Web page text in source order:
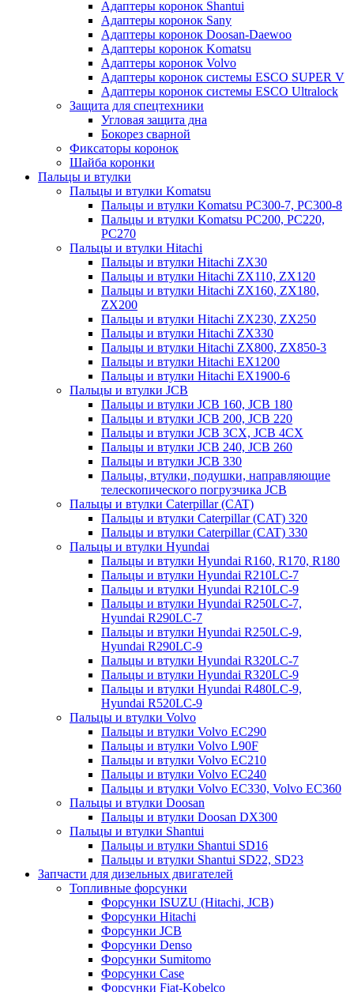
Адаптеры коронок Shantui
Адаптеры коронок Sany
Адаптеры коронок Doosan-Daewoo
Адаптеры коронок Komatsu
Адаптеры коронок Volvo
Адаптеры коронок системы ESCO SUPER V
Адаптеры коронок системы ESCO Ultralock
Защита для спецтехники
Угловая защита дна
Бокорез сварной
Фиксаторы коронок
Шайба коронки
Пальцы и втулки
Пальцы и втулки Komatsu
Пальцы и втулки Komatsu PC300-7, PC300-8
Пальцы и втулки Komatsu PC200, PC220,
PC270
Пальцы и втулки Hitachi
Пальцы и втулки Hitachi ZX30
Пальцы и втулки Hitachi ZX110, ZX120
Пальцы и втулки Hitachi ZX160, ZX180,
ZX200
Пальцы и втулки Hitachi ZX230, ZX250
Пальцы и втулки Hitachi ZX330
Пальцы и втулки Hitachi ZX800, ZX850-3
Пальцы и втулки Hitachi EX1200
Пальцы и втулки Hitachi EX1900-6
Пальцы и втулки JCB
Пальцы и втулки JCB 160, JCB 180
Пальцы и втулки JCB 200, JCB 220
Пальцы и втулки JCB 3CX, JCB 4CX
Пальцы и втулки JCB 240, JCB 260
Пальцы и втулки JCB 330
Пальцы, втулки, подушки, направляющие
телескопического погрузчика JCB
Пальцы и втулки Caterpillar (CAT)
Пальцы и втулки Caterpillar (CAT) 320
Пальцы и втулки Caterpillar (CAT) 330
Пальцы и втулки Hyundai
Пальцы и втулки Hyundai R160, R170, R180
Пальцы и втулки Hyundai R210LC-7
Пальцы и втулки Hyundai R210LC-9
Пальцы и втулки Hyundai R250LC-7,
Hyundai R290LC-7
Пальцы и втулки Hyundai R250LC-9,
Hyundai R290LC-9
Пальцы и втулки Hyundai R320LC-7
Пальцы и втулки Hyundai R320LC-9
Пальцы и втулки Hyundai R480LC-9,
Hyundai R520LC-9
Пальцы и втулки Volvo
Пальцы и втулки Volvo EC290
Пальцы и втулки Volvo L90F
Пальцы и втулки Volvo EC210
Пальцы и втулки Volvo EC240
Пальцы и втулки Volvo EC330, Volvo EC360
Пальцы и втулки Doosan
Пальцы и втулки Doosan DX300
Пальцы и втулки Shantui
Пальцы и втулки Shantui SD16
Пальцы и втулки Shantui SD22, SD23
Запчасти для дизельных двигателей
Топливные форсунки
Форсунки ISUZU (Hitachi, JCB)
Форсунки Hitachi
Форсунки JCB
Форсунки Denso
Форсунки Sumitomo
Форсунки Case
Форсунки Fiat-Kobelco